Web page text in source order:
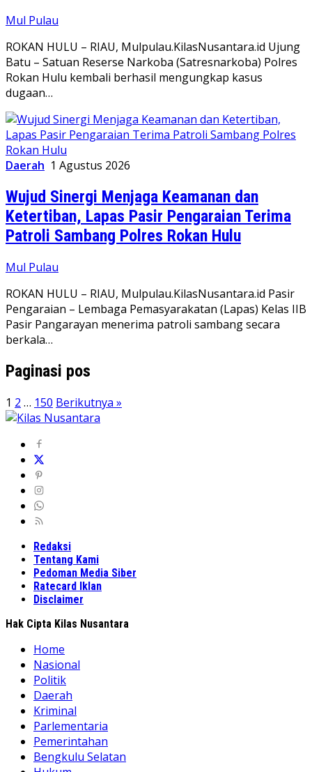
Mul Pulau
ROKAN HULU – RIAU, Mulpulau.KilasNusantara.id Ujung
Batu – Satuan Reserse Narkoba (Satresnarkoba) Polres
Rokan Hulu kembali berhasil mengungkap kasus
dugaan…
Daerah 1 Agustus 2026
Wujud Sinergi Menjaga Keamanan dan
Ketertiban, Lapas Pasir Pengaraian Terima
Patroli Sambang Polres Rokan Hulu
Mul Pulau
ROKAN HULU – RIAU, Mulpulau.KilasNusantara.id Pasir
Pengaraian – Lembaga Pemasyarakatan (Lapas) Kelas IIB
Pasir Pangarayan menerima patroli sambang secara
berkala…
Paginasi pos
1 2 … 150 Berikutnya »
Redaksi
Tentang Kami
Pedoman Media Siber
Ratecard Iklan
Disclaimer
Hak Cipta Kilas Nusantara
Home
Nasional
Politik
Daerah
Kriminal
Parlementaria
Pemerintahan
Bengkulu Selatan